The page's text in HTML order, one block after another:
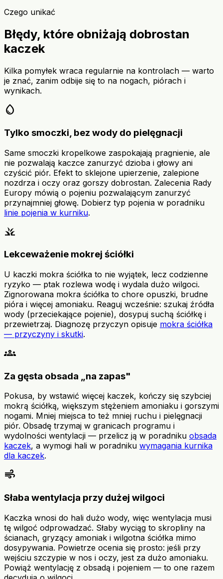
Czego unikać
Błędy, które obniżają dobrostan
kaczek
Kilka pomyłek wraca regularnie na kontrolach — warto
je znać, zanim odbije się to na nogach, piórach i
wynikach.
water_drop
Tylko smoczki, bez wody do pielęgnacji
Same smoczki kropelkowe zaspokajają pragnienie, ale
nie pozwalają kaczce zanurzyć dzioba i głowy ani
czyścić piór. Efekt to sklejone upierzenie, zalepione
nozdrza i oczy oraz gorszy dobrostan. Zalecenia Rady
Europy mówią o pojeniu pozwalającym zanurzyć
przynajmniej głowę. Dobierz typ pojenia w poradniku
linie pojenia w kurniku.
grass
Lekceważenie mokrej ściółki
U kaczki mokra ściółka to nie wyjątek, lecz codzienne
ryzyko — ptak rozlewa wodę i wydala dużo wilgoci.
Zignorowana mokra ściółka to chore opuszki, brudne
pióra i więcej amoniaku. Reaguj wcześnie: szukaj źródła
wody (przeciekające pojenie), dosypuj suchą ściółkę i
przewietrzaj. Diagnozę przyczyn opisuje mokra ściółka
— przyczyny i skutki.
groups
Za gęsta obsada „na zapas"
Pokusa, by wstawić więcej kaczek, kończy się szybciej
mokrą ściółką, większym stężeniem amoniaku i gorszymi
nogami. Mniej miejsca to też mniej ruchu i pielęgnacji
piór. Obsadę trzymaj w granicach programu i
wydolności wentylacji — przelicz ją w poradniku obsada
kaczek, a wymogi hali w poradniku wymagania kurnika
dla kaczek.
air
Słaba wentylacja przy dużej wilgoci
Kaczka wnosi do hali dużo wody, więc wentylacja musi
tę wilgoć odprowadzać. Słaby wyciąg to skropliny na
ścianach, gryzący amoniak i wilgotna ściółka mimo
dosypywania. Powietrze ocenia się prosto: jeśli przy
wejściu szczypie w nos i oczy, jest za dużo amoniaku.
Powiąż wentylację z obsadą i pojeniem — to one razem